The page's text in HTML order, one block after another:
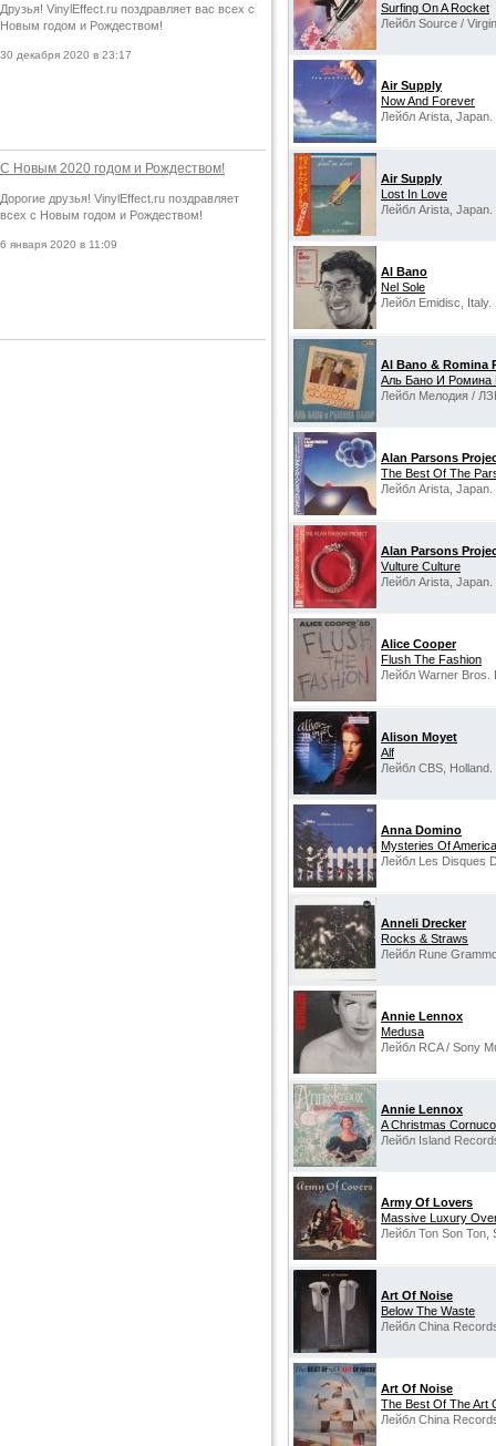
Друзья! VinylEffect.ru поздравляет вас всех с
Новым годом и Рождеством!
30 декабря 2020 в 23:17
С Новым 2020 годом и Рождеством!
Дорогие друзья! VinylEffect.ru поздравляет
всех с Новым годом и Рождеством!
6 января 2020 в 11:09
Surfing On A Rocket
Лейбл Source /
Air Supply
Now And Forever
Лейбл Arista, Japan.
Air Supply
Lost In Love
Лейбл Arista, Japan.
Al Bano
Nel Sole
Лейбл Emidisc, Italy.
Al Bano & Romina
Аль Бано И Ромина
Лейбл Мелодия /
Alan Parsons
The Best Of The
Лейбл Arista, Japan.
Alan Parsons
Vulture Culture
Лейбл Arista, Japan.
Alice Cooper
Flush The Fashion
Лейбл Warner Bros.
Alison Moyet
Alf
Лейбл CBS, Holland.
Anna Domino
Mysteries Of America
Лейбл Les Disques
Anneli Drecker
Rocks & Straws
Лейбл Rune
Annie Lennox
Medusa
Лейбл RCA / Sony
Annie Lennox
A Christmas
Лейбл Island
Army Of Lovers
Massive Luxury
Лейбл Ton Son Ton,
Art Of Noise
Below The Waste
Лейбл China
Art Of Noise
The Best Of The Art
Лейбл China